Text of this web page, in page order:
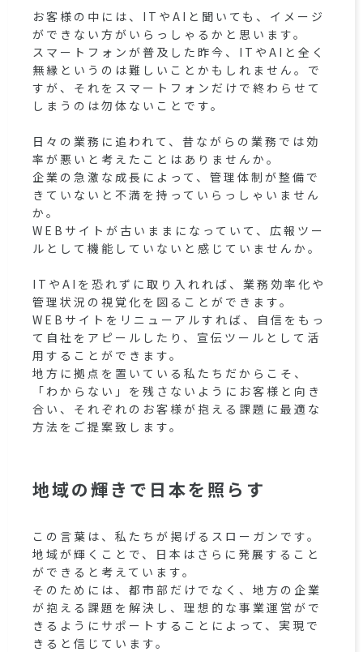
お客様の中には、ITやAIと聞いても、イメージ
ができない方がいらっしゃるかと思います。
スマートフォンが普及した昨今、ITやAIと全く
無縁というのは難しいことかもしれません。で
すが、それをスマートフォンだけで終わらせて
しまうのは勿体ないことです。
日々の業務に追われて、昔ながらの業務では効
率が悪いと考えたことはありませんか。
企業の急激な成長によって、管理体制が整備で
きていないと不満を持っていらっしゃいません
か。
WEBサイトが古いままになっていて、広報ツー
ルとして機能していないと感じていませんか。
ITやAIを恐れずに取り入れれば、業務効率化や
管理状況の視覚化を図ることができます。
WEBサイトをリニューアルすれば、自信をもっ
て自社をアピールしたり、宣伝ツールとして活
用することができます。
地方に拠点を置いている私たちだからこそ、
「わからない」を残さないようにお客様と向き
合い、それぞれのお客様が抱える課題に最適な
方法をご提案致します。
地域の輝きで日本を照らす
この言葉は、私たちが掲げるスローガンです。
地域が輝くことで、日本はさらに発展すること
ができると考えています。
そのためには、都市部だけでなく、地方の企業
が抱える課題を解決し、理想的な事業運営がで
きるようにサポートすることによって、実現で
きると信じています。